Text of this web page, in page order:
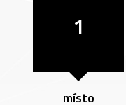
1
místo